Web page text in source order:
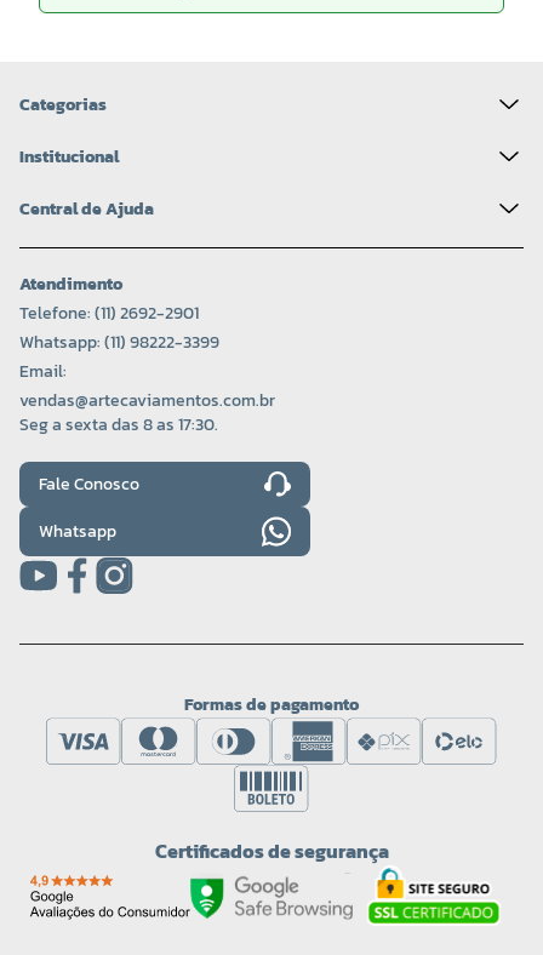
Categorias
Institucional
Central de Ajuda
Atendimento
Telefone: (11) 2692-2901
Whatsapp: (11) 98222-3399
Email:
vendas@artecaviamentos.com.br
Seg a sexta das 8 as 17:30.
Fale Conosco
Whatsapp
Formas de pagamento
Certificados de segurança